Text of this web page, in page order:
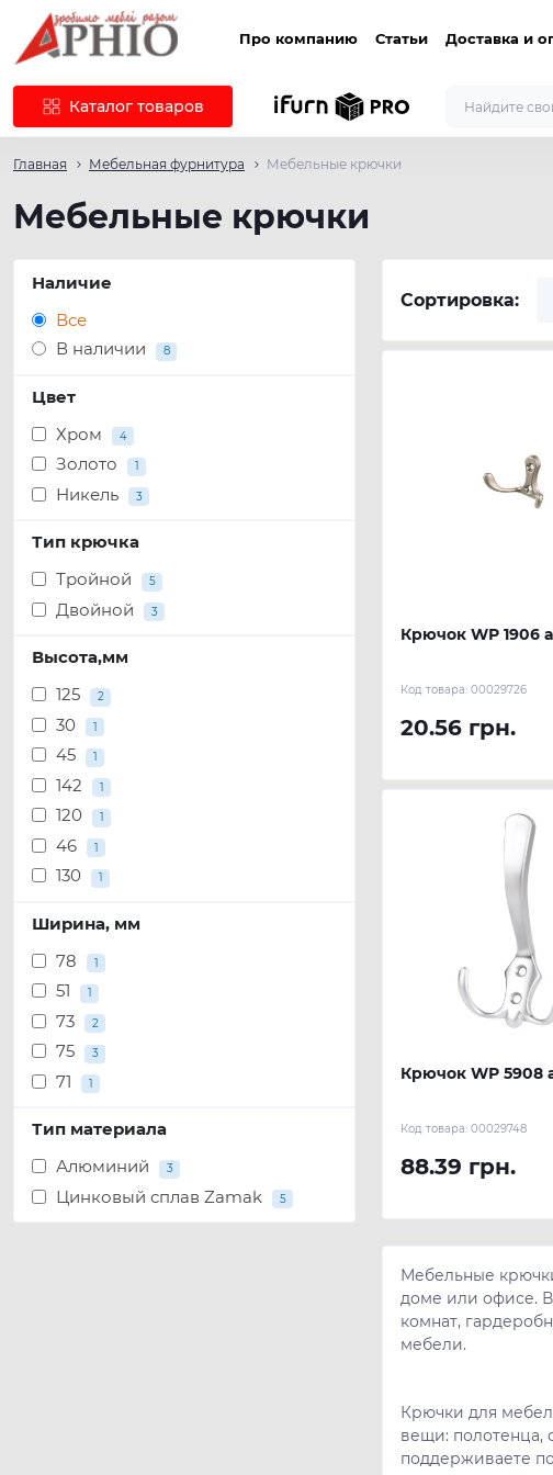
Про компанию Статьи Доставка и
Каталог товаров
Главная Мебельная фурнитура Мебельные крючки
Мебельные крючки
Наличие
Все
В наличии
8
Цвет
Хром
4
Золото 1
Никель 3
Тип крючка
Тройной
5
Двойной 3
Высота,мм
125
2
30 1
45 1
142 1
120 1
46 1
130 1
Ширина, мм
78
1
51 1
73 2
75 3
71 1
Тип материала
Алюминий
3
Цинковый сплав Zamak 5
Сортировка:
Крючок WР 1906
Код товара: 00029726
20.56 грн.
Крючок WР 5908
Код товара: 00029748
88.39 грн.
Мебельные
доме или офисе.
комнат,
мебели.
Крючки для
вещи: полотенца,
поддерживаете